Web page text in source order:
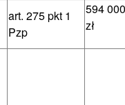
art. 275 pkt 1
Pzp
594
zł